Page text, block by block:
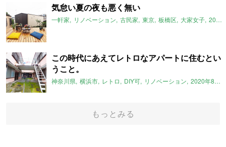
気怠い夏の夜も悪く無い
一軒家 リノベーション 古民家 東京 板橋区 大家女子 2020年8月のおすすめ
この時代にあえてレトロなアパートに住むとい
うこと。
神奈川県 横浜市 レトロ DIY可 リノベーション 2020年8月のおすすめ
もっとみる